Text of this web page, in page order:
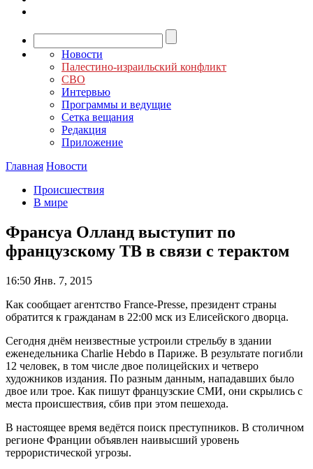
Новости
Палестино-израильский конфликт
СВО
Интервью
Программы и ведущие
Сетка вещания
Редакция
Приложение
Главная Новости
Происшествия
В мире
Франсуа Олланд выступит по
французскому ТВ в связи с терактом
16:50 Янв. 7, 2015
Как сообщает агентство France-Presse, президент страны
обратится к гражданам в 22:00 мск из Елисейского дворца.
Сегодня днём неизвестные устроили стрельбу в здании
еженедельника Charlie Hebdo в Париже. В результате погибли
12 человек, в том числе двое полицейских и четверо
художников издания. По разным данным, нападавших было
двое или трое. Как пишут французские СМИ, они скрылись с
места происшествия, сбив при этом пешехода.
В настоящее время ведётся поиск преступников. В столичном
регионе Франции объявлен наивысший уровень
террористической угрозы.